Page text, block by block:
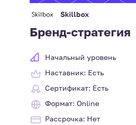
Skillbox
Бренд-стратегия
Начальный уровень
Наставник: Есть
Сертификат: Есть
Формат: Online
Рассрочка: Нет